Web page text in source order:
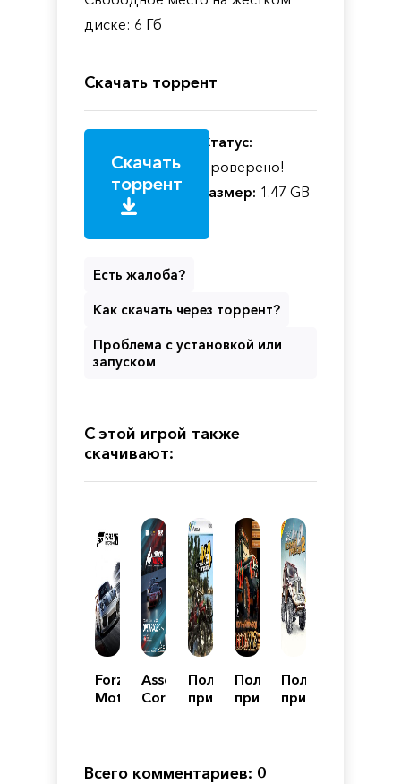
диске: 6 Гб
Скачать торрент
Скачать
торрент
Статус:
Проверено!
Размер: 1.47 GB
Есть жалоба?
Как скачать через торрент?
Проблема с установкой или
запуском
С этой игрой также
скачивают:
Forza
Motorsport
Assetto
Corsa
Полный
привод
Полный
привод
Полный
привод
Всего комментариев: 0